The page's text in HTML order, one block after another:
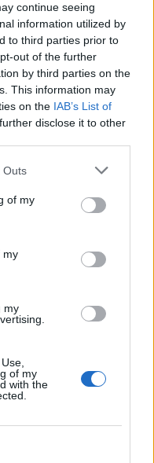
continue seeing
information utilized by
to third parties prior to
out of the further
by third parties on the
This information may
on the IAB’s List of
disclose it to other
Outs
of my
my
my
of my
with the
per tutelare il
franco brumana
DI
per te